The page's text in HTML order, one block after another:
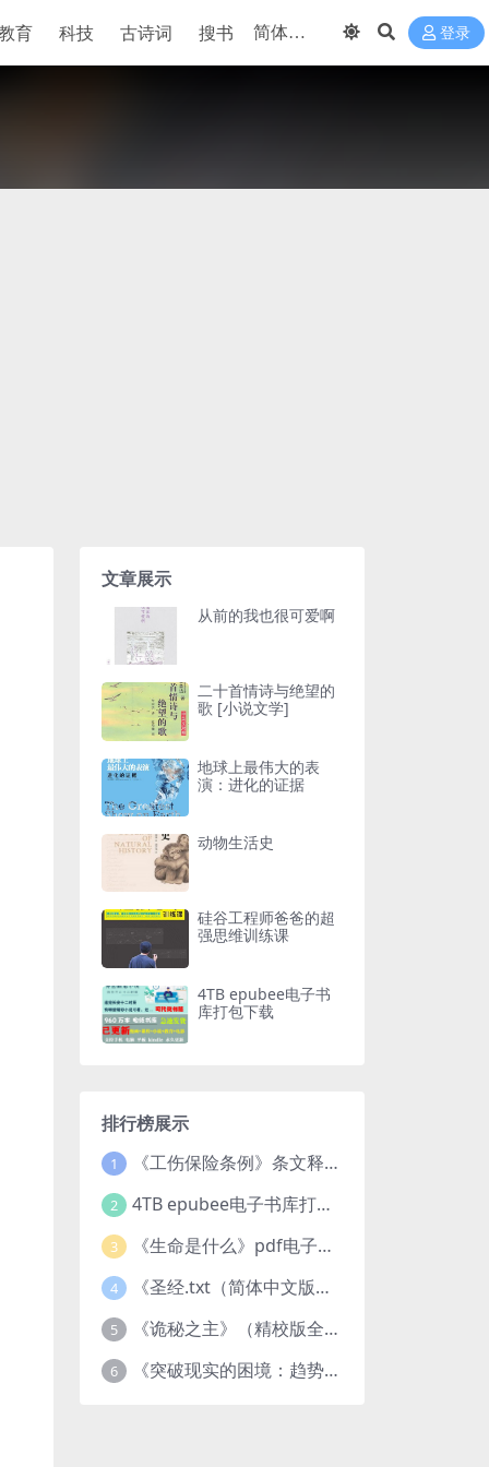
育 科技 古诗词 搜书 登录
文章展示
从前的我也很可爱啊
二十首情诗与绝望的
歌 [小说文学]
地球上最伟大的表
演：进化的证据
动物生活史
硅谷工程师爸爸的超
强思维训练课
4TB epubee电子书
库打包下载
排行榜展示
1 《工伤保险条例》条文释义及案例分析pdf下载
2 4TB epubee电子书库打包下载
3 《生命是什么》pdf电子书下载
4 《圣经.txt（简体中文版）》作者：基督教译者：中国基督教协会
5 《诡秘之主》（精校版全本）作者：爱潜水的乌贼txt
6 《突破现实的困境：趋势、禀赋与企业家的大战略》pdf图书下载